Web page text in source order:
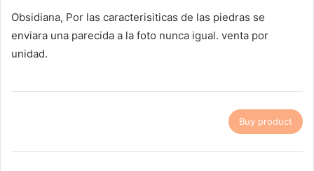
Obsidiana, Por las caracterisiticas de las piedras se
enviara una parecida a la foto nunca igual. venta por
unidad.
Buy product